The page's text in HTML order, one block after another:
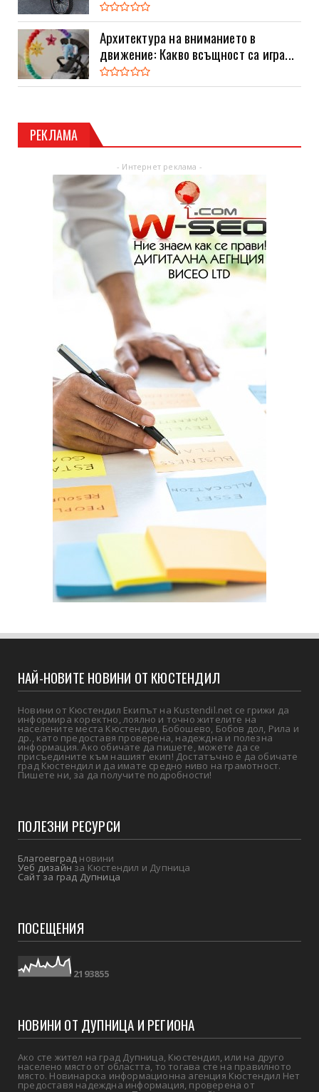
Архитектура на вниманието в
движение: Какво всъщност са игра...
РЕКЛАМА
- Интернет реклама -
НАЙ-НОВИТЕ НОВИНИ ОТ КЮСТЕНДИЛ
Новини от Кюстендил Екипът на Kustendil.net се грижи да
информира коректно, лоялно и точно жителите на
населените места Кюстендил, Бобошево, Бобов дол, Рила и
др., като предоставя проверена, надеждна и полезна
информация. Ако обичате да пишете, можете да се
присъедините към нашият екип! Достатъчно е да обичате
град Кюстендил и да имате средно ниво на грамотност.
Пишете ни, за да получите подробности!
ПОЛЕЗНИ РЕСУРСИ
Благоевград новини
Уеб дизайнза Кюстендил и Дупница
Сайт за град Дупница
ПОСЕЩЕНИЯ
21 93855
НОВИНИ ОТ ДУПНИЦА И РЕГИОНА
Ако сте жител на град Дупница, Кюстендил, или на друго
населено място от областта, то тогава сте на правилното
място. Новинарска информационна агенция Кюстендил Нет
предоставя надеждна информация, проверена от